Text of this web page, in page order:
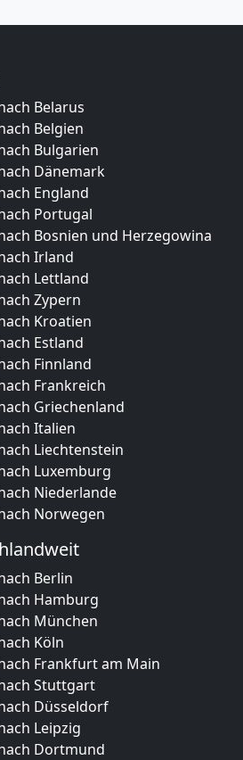
Belarus
Belgien
Bulgarien
Dänemark
England
Portugal
Bosnien und Herzegowina
Irland
Lettland
Zypern
Kroatien
Estland
Finnland
Frankreich
Griechenland
Italien
Liechtenstein
Luxemburg
Niederlande
Norwegen
Berlin
Hamburg
München
Köln
Frankfurt am Main
Stuttgart
Düsseldorf
Leipzig
Dortmund